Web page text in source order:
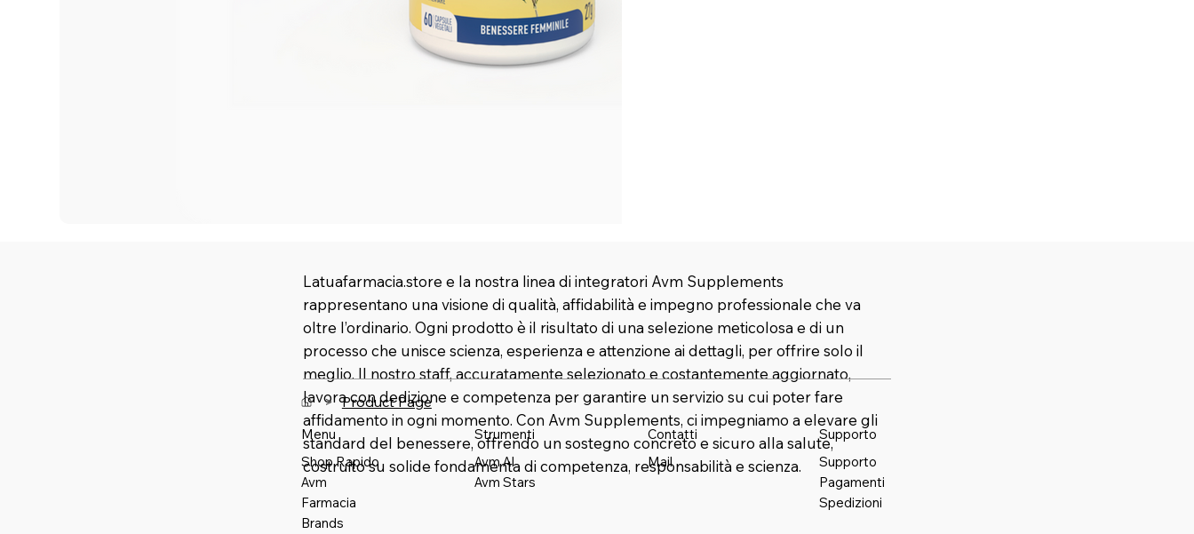
Latuafarmacia.store e la nostra linea di integratori Avm Supplements
rappresentano una visione di qualità, affidabilità e impegno professionale che va
oltre l’ordinario. Ogni prodotto è il risultato di una selezione meticolosa e di un
processo che unisce scienza, esperienza e attenzione ai dettagli, per offrire solo il
meglio. Il nostro staff, accuratamente selezionato e costantemente aggiornato,
lavora con dedizione e competenza per garantire un servizio su cui poter fare
affidamento in ogni momento. Con Avm Supplements, ci impegniamo a elevare gli
standard del benessere, offrendo un sostegno concreto e sicuro alla salute,
costruito su solide fondamenta di competenza, responsabilità e scienza.
> Product Page
Menu
Shop Rapido
Avm
Farmacia
Brands
Strumenti
Avm AI
Avm Stars
Contatti
Mail
Supporto
Supporto
Pagamenti
Spedizioni